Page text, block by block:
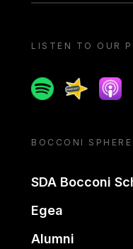
LISTEN TO OUR
SpotifySpreaker
Apple
BOCCONI
SDA Bocconi
Egea
Alumni